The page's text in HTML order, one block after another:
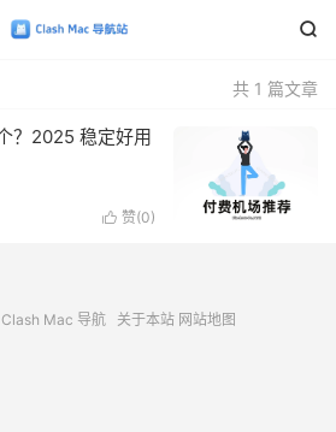

共 1 篇文章
？2025 稳定好用
 赞(0)
Clash Mac 导航 关于本站 网站地图